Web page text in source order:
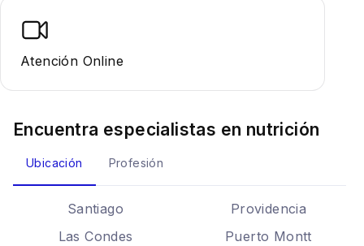
Atención Online
Encuentra especialistas en nutrición
Ubicación Profesión
Santiago
Providencia
Las Condes
Puerto Montt